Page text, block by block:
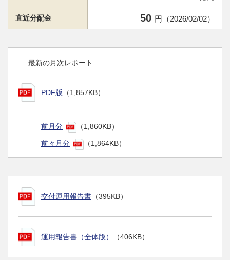
直近分配金 50 円（2026/02/02）
最新の月次レポート
PDF版 （1,857KB）
前月分 （1,860KB）
前々月分 （1,864KB）
交付運用報告書 （395KB）
運用報告書（全体版） （406KB）